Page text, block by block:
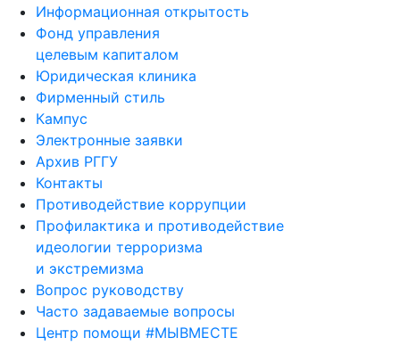
Информационная открытость
Фонд управления
целевым капиталом
Юридическая клиника
Фирменный стиль
Кампус
Электронные заявки
Архив РГГУ
Контакты
Противодействие коррупции
Профилактика и противодействие
идеологии терроризма
и экстремизма
Вопрос руководству
Часто задаваемые вопросы
Центр помощи #МЫВМЕСТЕ